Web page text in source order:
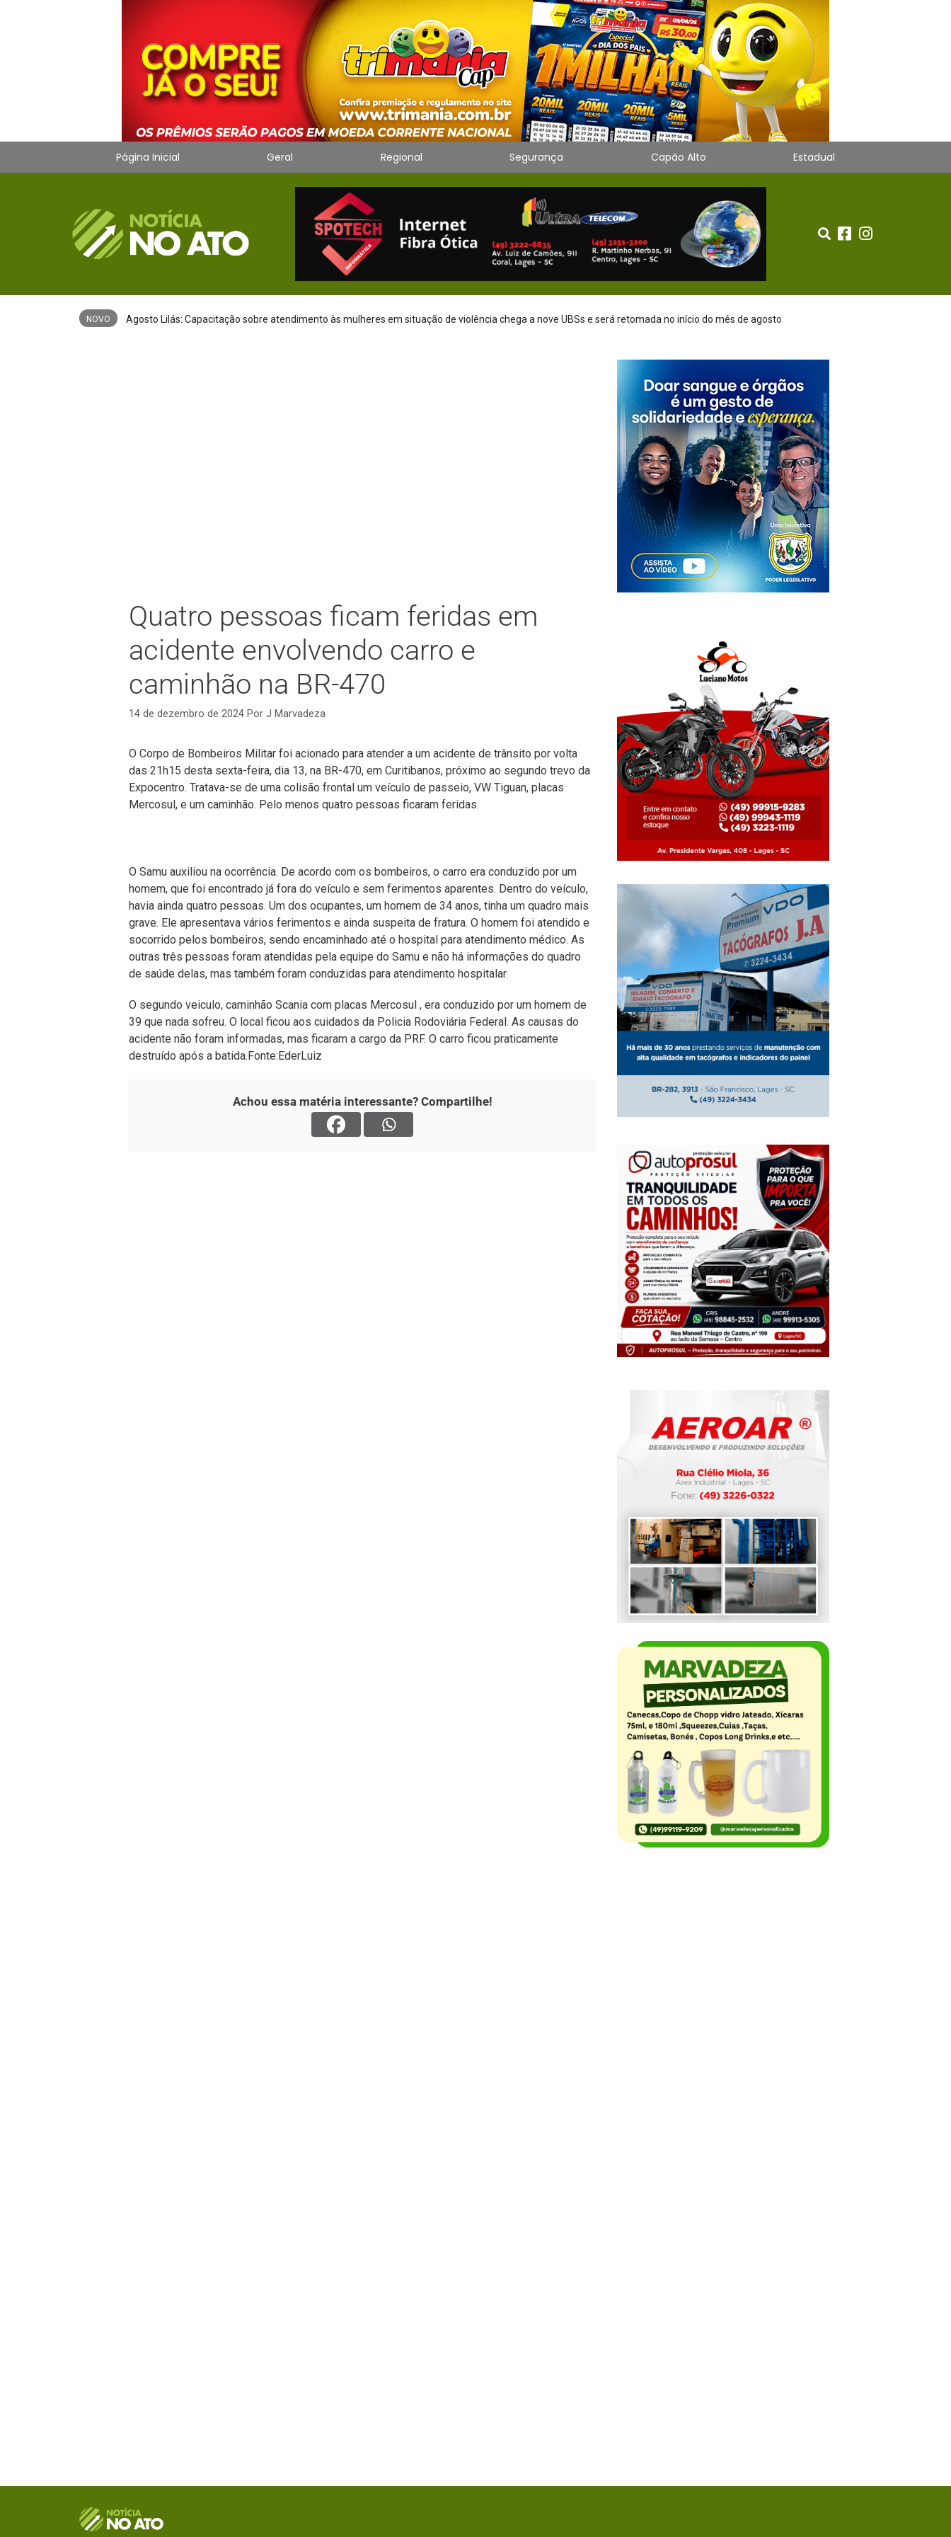
Página Inicial Geral Regional Segurança Capão Alto Estadual
NOVO Trio é preso após furto de cerca de 3,5 mil metros de cabos de energia em São Joaquim
Quatro pessoas ficam feridas em
acidente envolvendo carro e
caminhão na BR-470
14 de dezembro de 2024 Por J Marvadeza
O Corpo de Bombeiros Militar foi acionado para atender a um acidente de trânsito por volta
das 21h15 desta sexta-feira, dia 13, na BR-470, em Curitibanos, próximo ao segundo trevo da
Expocentro. Tratava-se de uma colisão frontal um veículo de passeio, VW Tiguan, placas
Mercosul, e um caminhão. Pelo menos quatro pessoas ficaram feridas.
O Samu auxiliou na ocorrência. De acordo com os bombeiros, o carro era conduzido por um
homem, que foi encontrado já fora do veículo e sem ferimentos aparentes. Dentro do veículo,
havia ainda quatro pessoas. Um dos ocupantes, um homem de 34 anos, tinha um quadro mais
grave. Ele apresentava vários ferimentos e ainda suspeita de fratura. O homem foi atendido e
socorrido pelos bombeiros, sendo encaminhado até o hospital para atendimento médico. As
outras três pessoas foram atendidas pela equipe do Samu e não há informações do quadro
de saúde delas, mas também foram conduzidas para atendimento hospitalar.
O segundo veiculo, caminhão Scania com placas Mercosul , era conduzido por um homem de
39 que nada sofreu. O local ficou aos cuidados da Policia Rodoviária Federal. As causas do
acidente não foram informadas, mas ficaram a cargo da PRF. O carro ficou praticamente
destruído após a batida.Fonte:EderLuiz
Achou essa matéria interessante? Compartilhe!